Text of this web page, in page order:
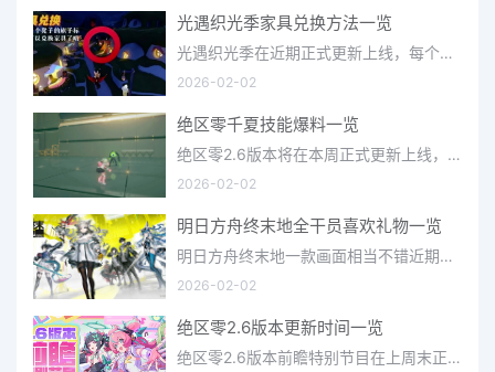
光遇织光季家具兑换方法一览
光遇织光季在近期正式更新上线，每个季节都有着许多全新内容和资讯可以让你来体验，不少刚体验的小伙伴想要知道
2026-02-02
绝区零千夏技能爆料一览
绝区零2.6版本将在本周正式更新上线，上周的前瞻直播官方给玩家们带来关于最新版本的卡池信息和相关活动内容，
2026-02-02
明日方舟终末地全干员喜欢礼物一览
明日方舟终末地一款画面相当不错近期非常火爆的大型二次元冒险游戏，这里有相当多好看的干员可以让你来抽取并
2026-02-02
绝区零2.6版本更新时间一览
绝区零2.6版本前瞻特别节目在上周末正式播出，官方给玩家们带来了许多关于最新版本的相关资讯和上线时间，不少